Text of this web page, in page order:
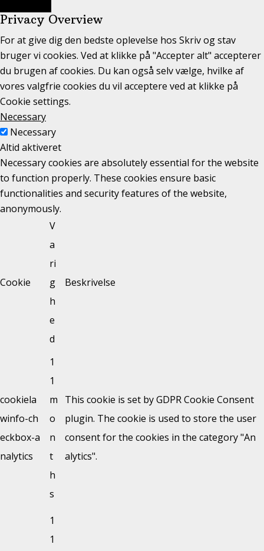
Privacy Overview
For at give dig den bedste oplevelse hos Skriv og stav
bruger vi cookies. Ved at klikke på "Accepter alt" accepterer
du brugen af cookies. Du kan også selv vælge, hvilke af
vores valgfrie cookies du vil acceptere ved at klikke på
Cookie settings.
Necessary
Necessary
Altid aktiveret
Necessary cookies are absolutely essential for the website
to function properly. These cookies ensure basic
functionalities and security features of the website,
anonymously.
Cookie
V
a
ri
g
h
e
d
Beskrivelse
cookiela
winfo-ch
eckbox-a
nalytics
1
1
m
o
n
t
h
s
This cookie is set by GDPR Cookie Consent
plugin. The cookie is used to store the user
consent for the cookies in the category "An
alytics".
1
1